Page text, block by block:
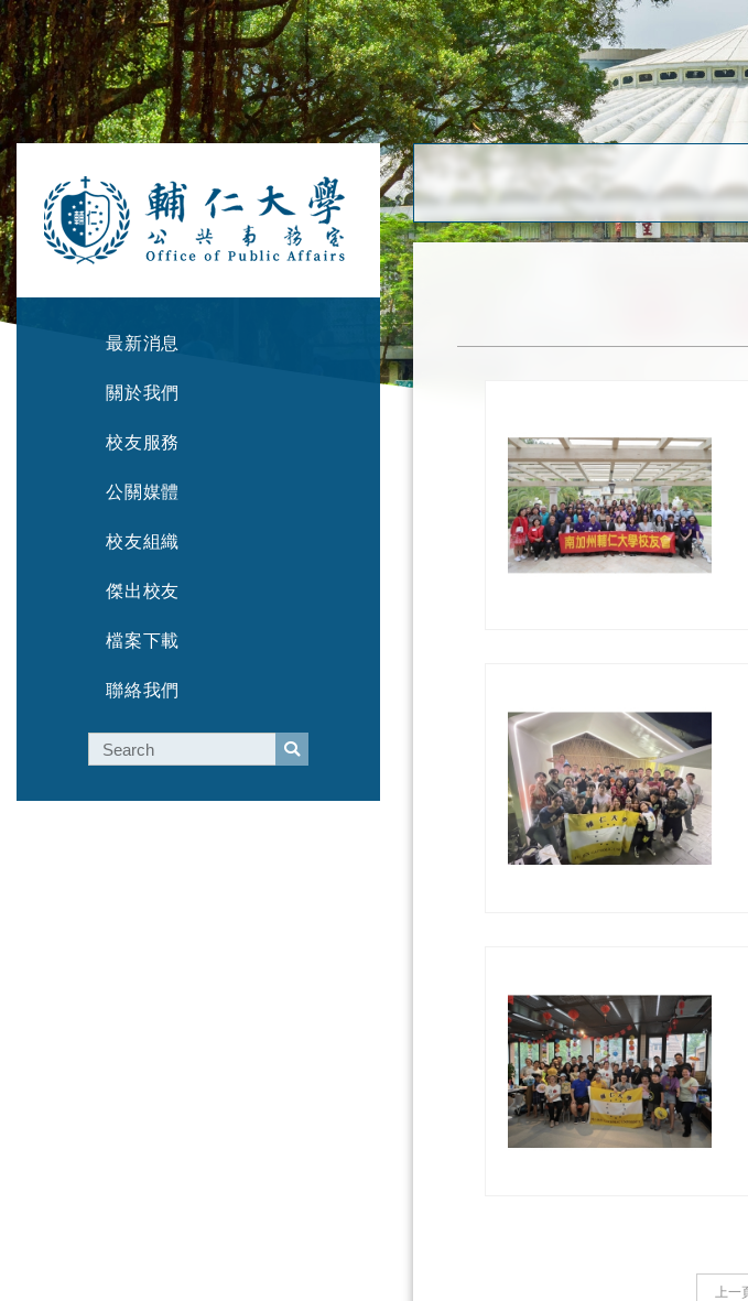
最新消息
關於我們
校友服務
公關媒體
校友組織
傑出校友
檔案下載
聯絡我們
上一